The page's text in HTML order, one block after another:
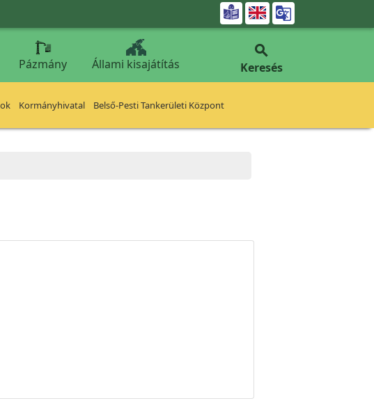

Pázmány Állami kisajátítás

Keresés
Kormányhivatal Belső-Pesti Tankerületi Központ